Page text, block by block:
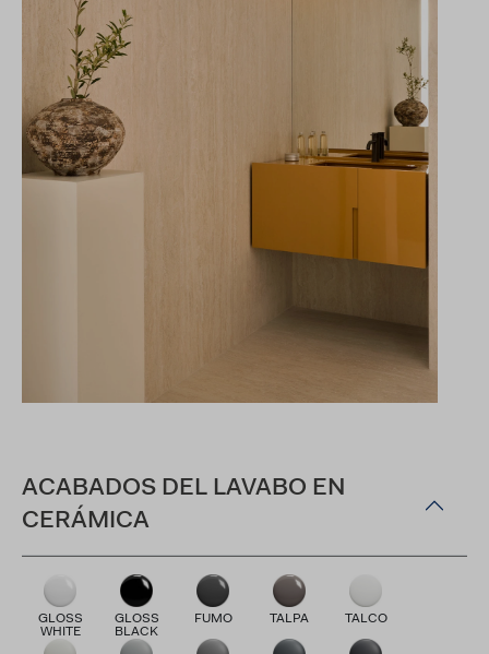
ACABADOS DEL LAVABO EN
CERÁMICA
GLOSS
WHITE
GLOSS
BLACK
FUMO TALPA TALCO